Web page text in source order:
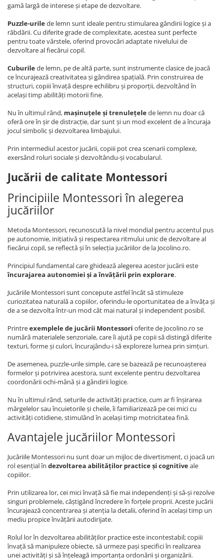
gamă largă de interese și etape de dezvoltare.
Puzzle-urilede lemn sunt ideale pentru stimularea gândirii logice și a
răbdării. Cu diferite grade de complexitate, acestea sunt perfecte
pentru toate vârstele, oferind provocări adaptate nivelului de
dezvoltare al fiecărui copil.
Cuburilede lemn, pe de altă parte, sunt instrumente clasice de joacă
ce încurajează creativitatea și gândirea spațială. Prin construirea de
structuri, copiii învață despre echilibru și proporții, dezvoltând în
același timp abilități motorii fine.
Nu în ultimul rând, mașinuțele și trenulețelede lemn nu doar că
oferă ore în șir de distracție, dar sunt și un mod excelent de a încuraja
jocul simbolic și dezvoltarea limbajului.
Prin intermediul acestor jucării, copiii pot crea scenarii complexe,
exersând roluri sociale și dezvoltându-și vocabularul.
Jucării de calitate Montessori
Principiile Montessori în alegerea
jucăriilor
Metoda Montessori, recunoscută la nivel mondial pentru accentul pus
pe autonomie, inițiativă și respectarea ritmului unic de dezvoltare al
fiecărui copil, se reflectă și în selecția jucăriilor de la Jocolino.ro.
Principiul fundamental care ghidează alegerea acestor jucării este
încurajarea autonomiei și a învățării prin explorare.
Jucăriile Montessori sunt concepute astfel încât să stimuleze
curiozitatea naturală a copiilor, oferindu-le oportunitatea de a învăța și
de a se dezvolta într-un mod cât mai natural și independent posibil.
Printreexemplele de jucării Montessori oferite de Jocolino.ro se
numără materialele senzoriale, care îi ajută pe copii să distingă diferite
texturi, forme și culori, încurajându-i să exploreze lumea prin simțuri.
De asemenea, puzzle-urile simple, care se bazează pe recunoașterea
formelor și potrivirea acestora, sunt excelente pentru dezvoltarea
coordonării ochi-mână și a gândirii logice.
Nu în ultimul rând, seturile de activități practice, cum ar fi înșirarea
mărgelelor sau încuietorile și cheile, îi familiarizează pe cei mici cu
activități cotidiene, stimulând în același timp motricitatea fină.
Avantajele jucăriilor Montessori
Jucăriile Montessori nu sunt doar un mijloc de divertisment, ci joacă un
rol esențial în dezvoltarea abilităților practice și cognitiveale
copiilor.
Prin utilizarea lor, cei mici învață să fie mai independenți și să-și rezolve
singuri problemele, câștigând încredere în forțele proprii. Aceste jucării
încurajează concentrarea și atenția la detalii, oferind în același timp un
mediu propice învățării autodirijate.
Rolul lor în dezvoltarea abilităților practice este incontestabil; copiii
învață să manipuleze obiecte, să urmeze pași specifici în realizarea
unei activități și să înțeleagă importanța ordonării și organizării.